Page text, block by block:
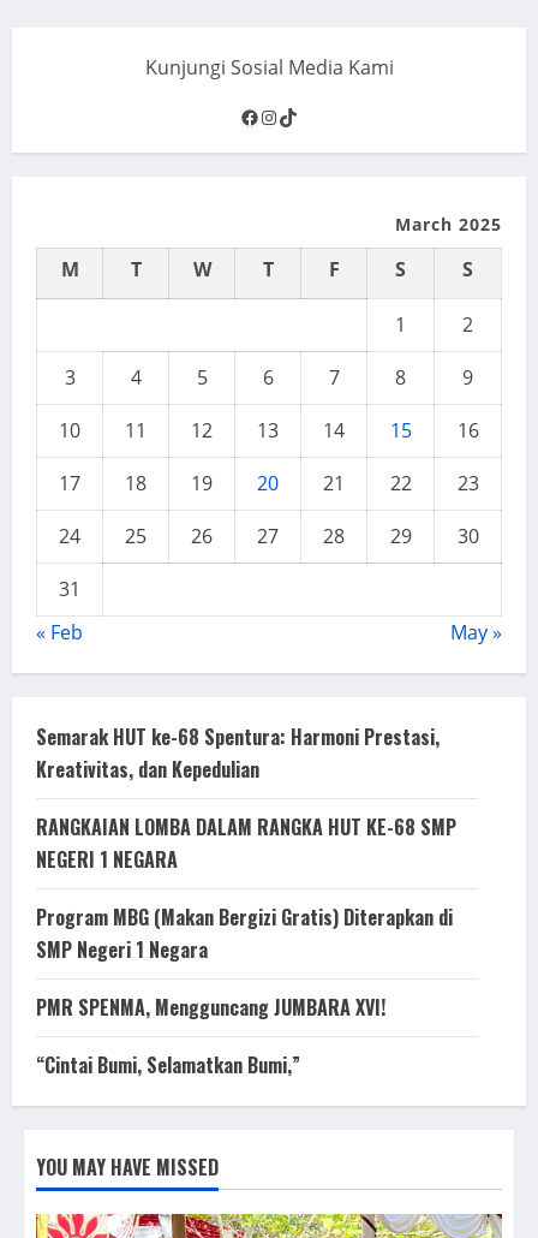
Kunjungi Sosial Media Kami
Facebook
Instagram
TikTok
March 2025
M T W T F S S
1
2
3
4 5 6 7 8
9
10
11 12 13 14 15
16
17
18 19 20 21 22
23
24
25 26 27 28 29
30
31
« Feb
May »
Semarak HUT ke-68 Spentura: Harmoni Prestasi,
Kreativitas, dan Kepedulian
RANGKAIAN LOMBA DALAM RANGKA HUT KE-68 SMP
NEGERI 1 NEGARA
Program MBG (Makan Bergizi Gratis) Diterapkan di
SMP Negeri 1 Negara
PMR SPENMA, Mengguncang JUMBARA XVI!
“Cintai Bumi, Selamatkan Bumi,”
YOU MAY HAVE MISSED